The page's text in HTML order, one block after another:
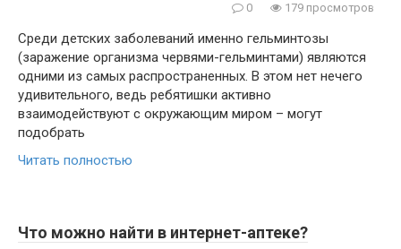
0
179 просмотров
Среди детских заболеваний именно гельминтозы
(заражение организма червями-гельминтами) являются
одними из самых распространенных. В этом нет нечего
удивительного, ведь ребятишки активно
взаимодействуют с окружающим миром – могут
подобрать
Читать полностью
Что можно найти в интернет-аптеке?